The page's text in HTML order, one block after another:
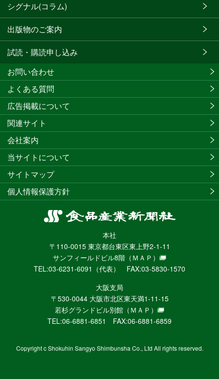
シグナル(コラム)
出版物のご案内
試読・購読申し込み
食
産
業
新
聞
社
ニ
ュ
ー
WEB
本社
〒110-0015 東京都台東区東上野2-1-11
サンフィールドビル8階 （ＭＡＰ）
TEL:03-6231-6091（代表） FAX:03-5830-1570
大阪支局
〒530-0044 大阪市北区東天満1-11-15
若杉グランドビル別館 （ＭＡＰ）
TEL:06-6881-6851 FAX:06-6881-6859
お問い合わせ
よくある質問
広告掲載について
関連サイト
会社案内
当サイトについて
サイトマップ
個人情報保護方針
Copyright c Shokuhin Sangyo Shimbunsha Co., Ltd All rights reserved.